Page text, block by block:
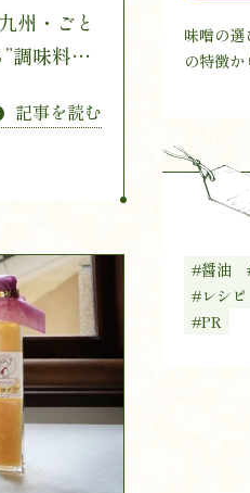
州・ごと
調味料作
記事を読む
味噌の
の特徴
#醤油
#レシピ
#PR